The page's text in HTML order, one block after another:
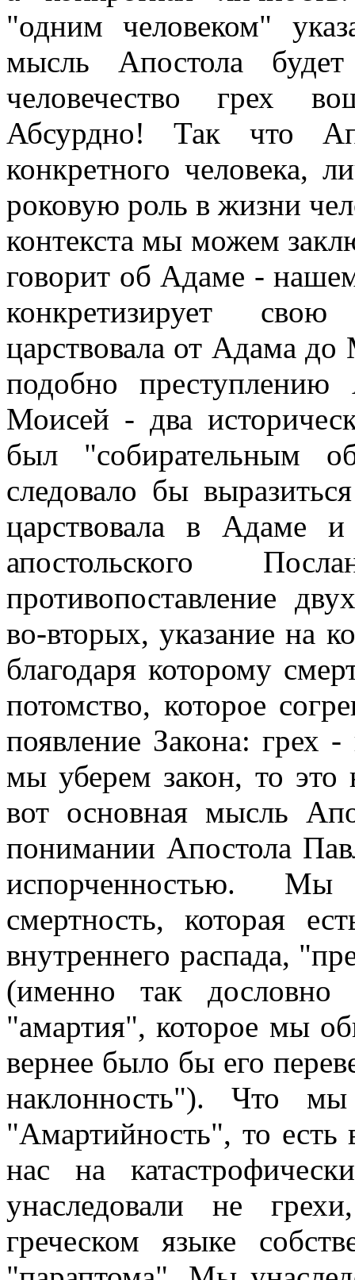
"одним человеком"
мысль Апостола
человечество грех
Абсурдно! Так что
конкретного человека,
роковую роль в жизни
контекста мы можем
говорит об Адаме -
конкретизирует
царствовала от Адама
подобно
Моисей - два
был "собирательным
следовало бы
царствовала в Адаме
апостольского
противопоставление
во-вторых, указание на
благодаря которому
потомство, которое
появление Закона: грех
мы уберем закон, то это
вот основная мысль
понимании Апостола
испорченностью.
смертность, которая
внутреннего распада,
(именно так дословно
"амартия", которое мы
вернее было бы его
наклонность"). Что
"Амартийность", то есть
нас на
унаследовали не
греческом языке